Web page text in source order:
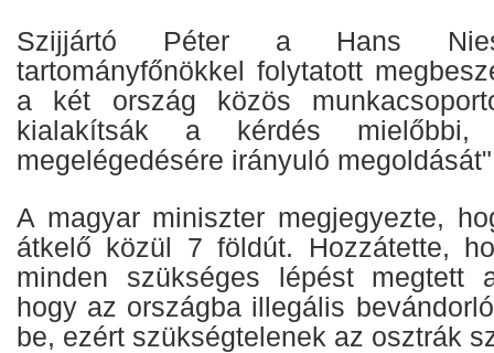
Szijjártó Péter a Hans
tartományfőnökkel folytatott
a két ország közös
kialakítsák a kérdés mielőbbi,
megelégedésére irányuló
A magyar miniszter megjegyezte,
átkelő közül 7 földút. Hozzátette,
minden szükséges lépést megtett
hogy az országba illegális
be, ezért szükségtelenek az osztrák